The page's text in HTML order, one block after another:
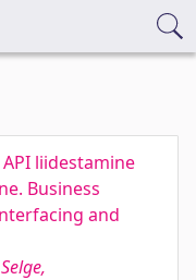
liidestamine
Business
and